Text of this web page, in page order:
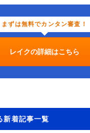
まずは無料でカンタン審査！
レイクの詳細はこちら
新着記事一覧